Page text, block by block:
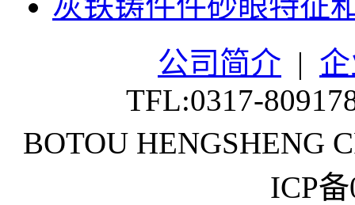
公司简介 |
TFL:0317-
BOTOU HENGSHENG
ICP